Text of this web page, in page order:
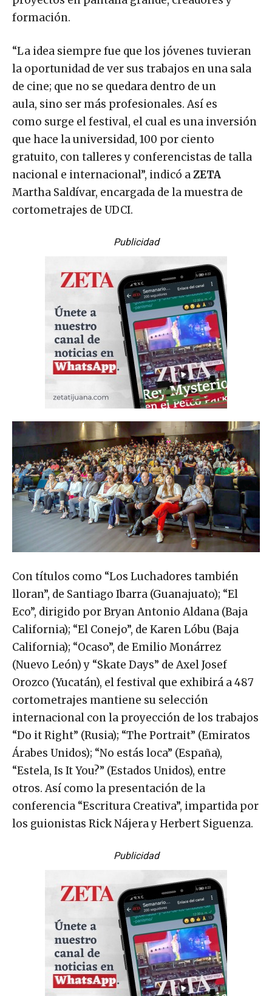
formación.
“La idea siempre fue que los jóvenes tuvieran
la oportunidad de ver sus trabajos en una sala
de cine; que no se quedara dentro de un
aula, sino ser más profesionales. Así es
como surge el festival, el cual es una inversión
que hace la universidad, 100 por ciento
gratuito, con talleres y conferencistas de talla
nacional e internacional”, indicó a ZETA
Martha Saldívar, encargada de la muestra de
cortometrajes de UDCI.
Publicidad
Con títulos como “Los Luchadores también
lloran”, de Santiago Ibarra (Guanajuato); “El
Eco”, dirigido por Bryan Antonio Aldana (Baja
California); “El Conejo”, de Karen Lóbu (Baja
California); “Ocaso”, de Emilio Monárrez
(Nuevo León) y “Skate Days” de Axel Josef
Orozco (Yucatán), el festival que exhibirá a 487
cortometrajes mantiene su selección
internacional con la proyección de los trabajos
“Do it Right” (Rusia); “The Portrait” (Emiratos
Árabes Unidos); “No estás loca” (España),
“Estela, Is It You?” (Estados Unidos), entre
otros. Así como la presentación de la
conferencia “Escritura Creativa”, impartida por
los guionistas Rick Nájera y Herbert Siguenza.
Publicidad